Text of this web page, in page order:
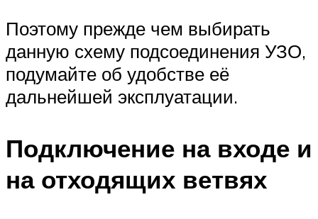
Поэтому прежде чем выбирать
данную схему подсоединения УЗО,
подумайте об удобстве её
дальнейшей эксплуатации.
Подключение на входе и
на отходящих ветвях